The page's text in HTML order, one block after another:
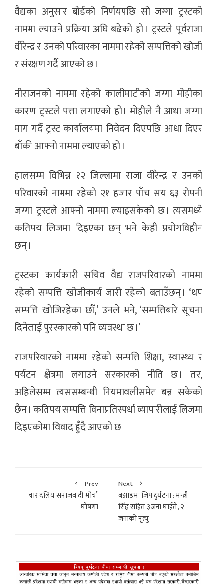
वैद्यका अनुसार बोर्डको निर्णयपछि सो जग्गा ट्रस्टको
नाममा ल्याउने प्रक्रिया अघि बढेको हो । ट्रस्टले पूर्वराजा
वीरेन्द्र र उनको परिवारका नाममा रहेको सम्पत्तिको खोजी
र संरक्षण गर्दै आएको छ ।
नीराजनको नाममा रहेको कालीमाटीको जग्गा मोहीका
कारण ट्रस्टले पत्ता लगाएको हो । मोहीले नै आधा जग्गा
माग गर्दै ट्रस्ट कार्यालयमा निवेदन दिएपछि आधा दिएर
बाँकी आफ्नो नाममा ल्याएको हो ।
हालसम्म विभिन्न १२ जिल्लामा राजा वीरेन्द्र र उनको
परिवारको नाममा रहेको २१ हजार पाँच सय ६३ रोपनी
जग्गा ट्रस्टले आफ्नो नाममा ल्याइसकेको छ । त्यसमध्ये
कतिपय लिजमा दिइएका छन् भने केही प्रयोगविहीन
छन् ।
ट्रस्टका कार्यकारी सचिव वैद्य राजपरिवारको नाममा
रहेको सम्पत्ति खोजीकार्य जारी रहेको बताउँछन् । ‘थप
सम्पत्ति खोजिरहेका छौँ,’ उनले भने, ‘सम्पत्तिबारे सूचना
दिनेलाई पुरस्कारको पनि व्यवस्था छ ।’
राजपरिवारको नाममा रहेको सम्पत्ति शिक्षा, स्वास्थ्य र
पर्यटन क्षेत्रमा लगाउने सरकारको नीति छ । तर,
अहिलेसम्म त्यससम्बन्धी नियमावलीसमेत बन्न सकेको
छैन । कतिपय सम्पत्ति विनाप्रतिस्पर्धा व्यापारीलाई लिजमा
दिइएकोमा विवाद हुँदै आएको छ ।
Prev
चार दलिय समाजवादी माेर्चा
घाेषणा
Next
बझाङमा जिप दुर्घटना : मन्त्री
सिंह सहित ३जना घाईते, २
जनाकाे मृत्यु